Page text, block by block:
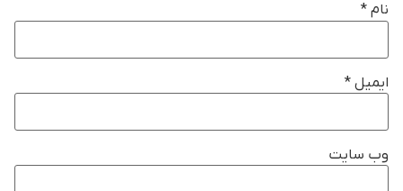
نام *
ایمیل *
وب‌ سایت